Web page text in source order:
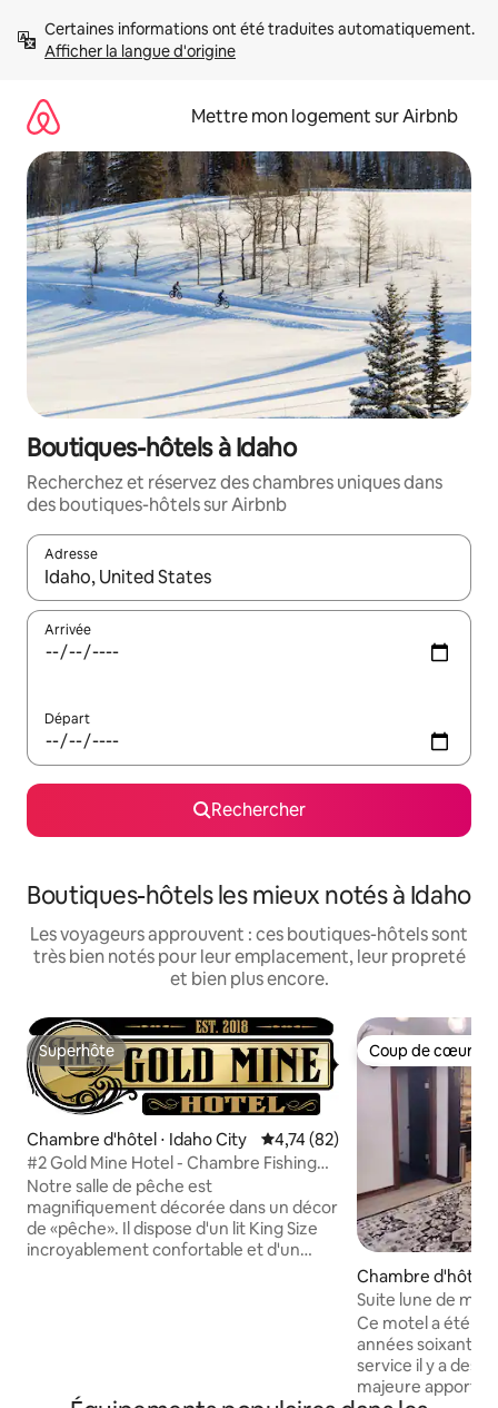
directement
Afficher la langue d'origine
Mettre mon logement sur Airbnb
Boutiques-hôtels à Idaho
Recherchez et réservez des chambres uniques dans
des boutiques-hôtels sur Airbnb
Adresse
Lorsque les résultats s'affichent, utilisez les flèches vers le
Arrivée
Départ
Rechercher
Boutiques-hôtels les mieux notés à Idaho
Les voyageurs approuvent : ces boutiques-hôtels sont
très bien notés pour leur emplacement, leur propreté
et bien plus encore.
Superhôte
Superhôte
Chambre d'hôtel ⋅ Idaho City Évaluation moyenne sur la
4,74 (82)
#2 Gold Mine Hotel - Chambre Fishing
(King)
Notre salle de pêche est
magnifiquement décorée dans un décor
de «pêche». Il dispose d'un lit King Size
incroyablement confortable et d'un
nourriture et des boissons, et des
Coup de cœur
Coup de cœur
Chambre d'hôtel
Suite lune de
Motel
Ce motel a été
années soixante-
service il y a des
majeure apporte